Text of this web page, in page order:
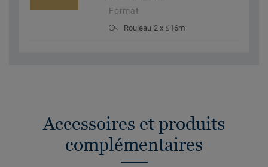
Format
Rouleau 2 x ≤16m
Accessoires et produits
complémentaires